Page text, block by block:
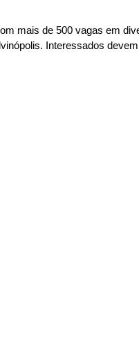
mais de 500 vagas em
Interessados